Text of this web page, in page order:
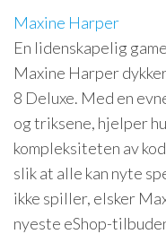
Maxine Harper
En lidenskapelig
Maxine Harper
8 Deluxe. Med en
og triksene, hjelper
kompleksiteten av
slik at alle kan nyte
ikke spiller, elsker
nyeste eShop-